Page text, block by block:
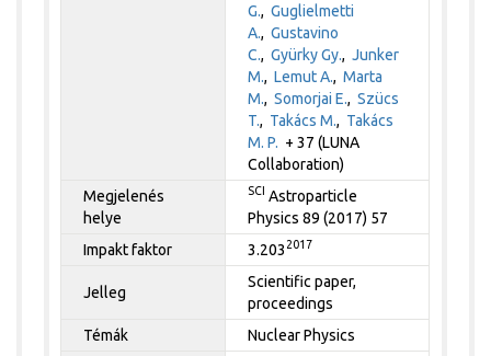
G.,Guglielmetti
A.,Gustavino
C.,Gyürky Gy.,Junker
M.,Lemut A.,Marta
M.,Somorjai E.,Szücs
T., Takács M., Takács
M. P. + 37 (LUNA
Collaboration)
Megjelenés
helye
SCI Astroparticle
Physics 89 (2017) 57
Impakt faktor
3.203 2017
Jelleg
Scientific paper,
proceedings
Témák
Nuclear Physics